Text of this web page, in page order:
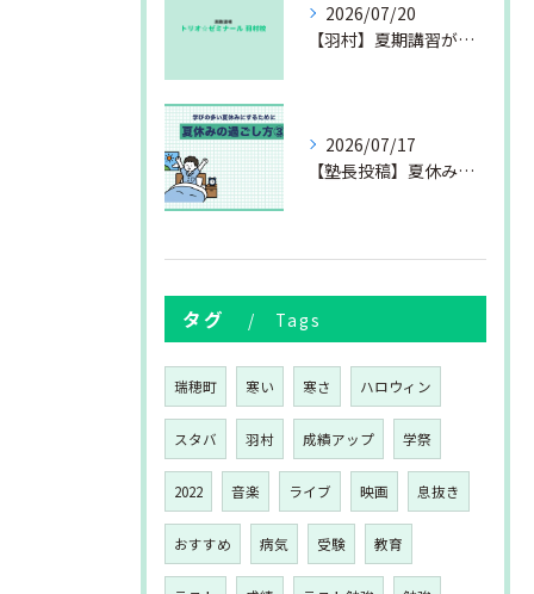
2026/07/20
【羽村】夏期講習が始まりました
2026/07/17
【塾長投稿】夏休みの過ごし方③
タグ Tags
瑞穂町 寒い 寒さ ハロウィン
スタバ 羽村 成績アップ 学祭
2022 音楽 ライブ 映画 息抜き
おすすめ 病気 受験 教育